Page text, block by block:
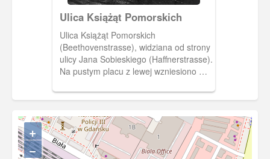
Ulica Książąt Pomorskich
Ulica Książąt Pomorskich
(Beethovenstrasse), widziana od strony
ulicy Jana Sobieskiego (Haffnerstrasse).
Na pustym placu z lewej wzniesiono w
Liceum. Obecnie mieści się tu I Liceum
Skłodowskiej-Curie.1928 r., Tow.
Przyjaciół Sopotu. [IDX:2150,1496]
+
−